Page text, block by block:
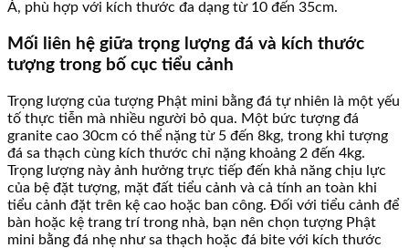
Á, phù hợp với kích thước đa dạng từ 10 đến 35cm.
Mối liên hệ giữa trọng lượng đá và kích thước
tượng trong bố cục tiểu cảnh
Trọng lượng của tượng Phật mini bằng đá tự nhiên là một yếu
tố thực tiễn mà nhiều người bỏ qua. Một bức tượng đá
granite cao 30cm có thể nặng từ 5 đến 8kg, trong khi tượng
đá sa thạch cùng kích thước chỉ nặng khoảng 2 đến 4kg.
Trọng lượng này ảnh hưởng trực tiếp đến khả năng chịu lực
của bệ đặt tượng, mặt đất tiểu cảnh và cả tính an toàn khi
tiểu cảnh đặt trên kệ cao hoặc ban công. Đối với tiểu cảnh để
bàn hoặc kệ trang trí trong nhà, bạn nên chọn tượng Phật
mini bằng đá nhẹ như sa thạch hoặc đá bite với kích thước